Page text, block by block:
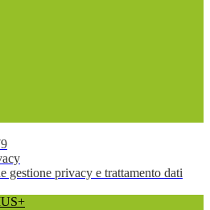
gestione privacy e trattamento dati